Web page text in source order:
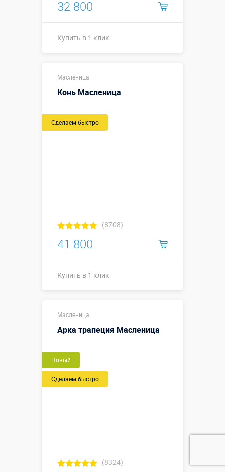
32 800
Купить в 1 клик
Масленица
Конь Масленица
Сделаем быстро
(8708)
41 800
Купить в 1 клик
Масленица
Арка трапеция Масленица
Новый
Сделаем быстро
(8324)